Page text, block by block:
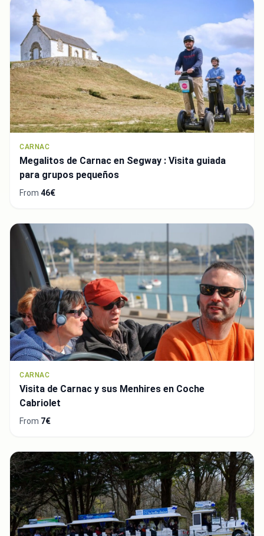
CARNAC
Megalitos de Carnac en Segway : Visita guiada
para grupos pequeños
From 46€
CARNAC
Visita de Carnac y sus Menhires en Coche
Cabriolet
From 7€